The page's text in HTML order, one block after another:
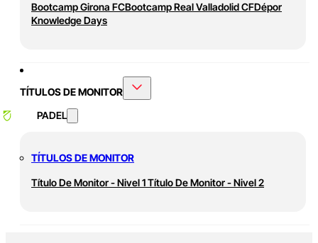
Bootcamp Girona FCBootcamp Real Valladolid CFDépor
Knowledge Days
TÍTULOS DE MONITOR
PADEL
TÍTULOS DE MONITOR
Título De Monitor - Nivel 1Título De Monitor - Nivel 2